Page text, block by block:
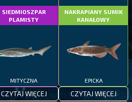
SIEDMIOSZPAR
PLAMISTY
MITYCZNA
CZYTAJ WIĘCEJ
NAKRAPIANY SUMIK
KANAŁOWY
EPICKA
CZYTAJ WIĘCEJ